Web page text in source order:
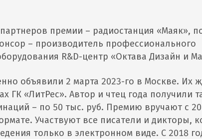
премии – радиостанция «Маяк»,
– производитель профессионального
R&D-центр «Октава Дизайн и
объявили 2 марта 2023-го в Москве. Их
ГК «ЛитРес». Автор и чтец года получили
– по 50 тыс. руб. Премию вручают с
Участвуют все писатели и дикторы,
только в электронном виде. С 2018